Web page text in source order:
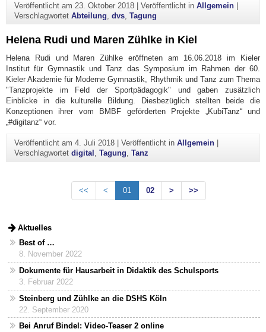
Veröffentlicht am 23. Oktober 2018| Veröffentlicht in Allgemein|
Verschlagwortet Abteilung dvs, Tagung
Helena Rudi und Maren Zühlke in Kiel
Helena Rudi und Maren Zühlke eröffneten am 16.06.2018 im Kieler
Institut für Gymnastik und Tanz das Symposium im Rahmen der 60.
Kieler Akademie für Moderne Gymnastik, Rhythmik und Tanz zum Thema
"Tanzprojekte im Feld der Sportpädagogik" und gaben zusätzlich
Einblicke in die kulturelle Bildung. Diesbezüglich stellten beide die
Konzeptionen ihrer vom BMBF geförderten Projekte „KubiTanz“ und
„#digitanz“ vor.
Veröffentlicht am 4. Juli 2018| Veröffentlicht in Allgemein|
Verschlagwortet digital , Tagung, Tanz
<< < 01 02 > >>
Aktuelles
Best of …
8. November 2022
Dokumente für Hausarbeit in Didaktik des Schulsports
3. Februar 2022
Steinberg und Zühlke an die DSHS Köln
22. September 2020
Bei Anruf Bindel: Video-Teaser 2 online